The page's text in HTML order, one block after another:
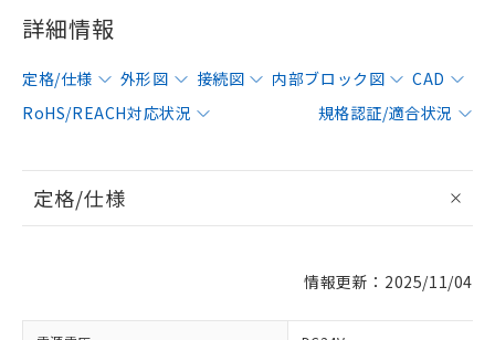
詳細情報
定格/仕様 外形図 接続図 内部ブロック図
CAD
RoHS/REACH対応状況
規格認証/適合状況
定格/仕様
情報更新：2025/11/04